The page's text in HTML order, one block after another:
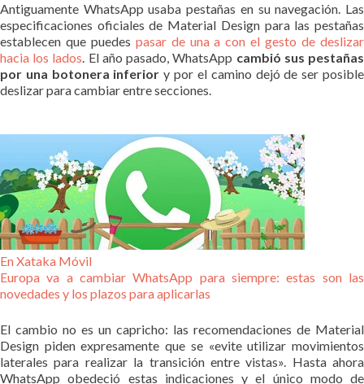
Antiguamente WhatsApp usaba pestañas en su navegación. Las
especificaciones oficiales de Material Design para las pestañas
establecen que puedes pasar de una a con el gesto de deslizar
hacia los lados. El año pasado, WhatsApp cambió sus pestañas
por una botonera inferiory por el camino dejó de ser posible
deslizar para cambiar entre secciones.
En Xataka Móvil
Europa va a cambiar WhatsApp para siempre: estas son las
novedades y los plazos para aplicarlas
El cambio no es un capricho: las recomendaciones de Material
Design piden expresamente que se «evite utilizar movimientos
laterales para realizar la transición entre vistas». Hasta ahora
WhatsApp obedeció estas indicaciones y el único modo de